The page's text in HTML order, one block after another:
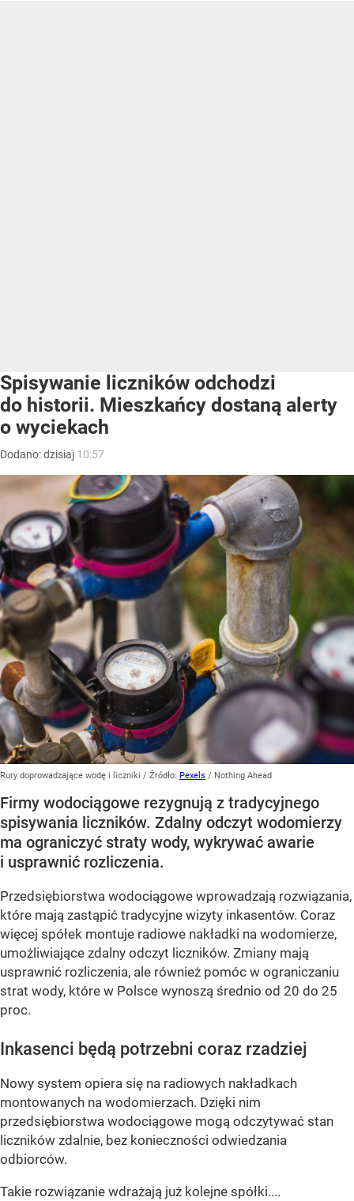
Spisywanie liczników odchodzi
do historii. Mieszkańcy dostaną alerty
o wyciekach
Dodano:dzisiaj 10:57
Rury doprowadzające wodę i liczniki / Źródło: Pexels / Nothing Ahead
Firmy wodociągowe rezygnują z tradycyjnego
spisywania liczników. Zdalny odczyt wodomierzy
ma ograniczyć straty wody, wykrywać awarie
i usprawnić rozliczenia.
Przedsiębiorstwa wodociągowe wprowadzają rozwiązania,
które mają zastąpić tradycyjne wizyty inkasentów. Coraz
więcej spółek montuje radiowe nakładki na wodomierze,
umożliwiające zdalny odczyt liczników. Zmiany mają
usprawnić rozliczenia, ale również pomóc w ograniczaniu
strat wody, które w Polsce wynoszą średnio od 20 do 25
proc.
Inkasenci będą potrzebni coraz rzadziej
Nowy system opiera się na radiowych nakładkach
montowanych na wodomierzach. Dzięki nim
przedsiębiorstwa wodociągowe mogą odczytywać stan
liczników zdalnie, bez konieczności odwiedzania
odbiorców.
Takie rozwiązanie wdrażają już kolejne spółki....